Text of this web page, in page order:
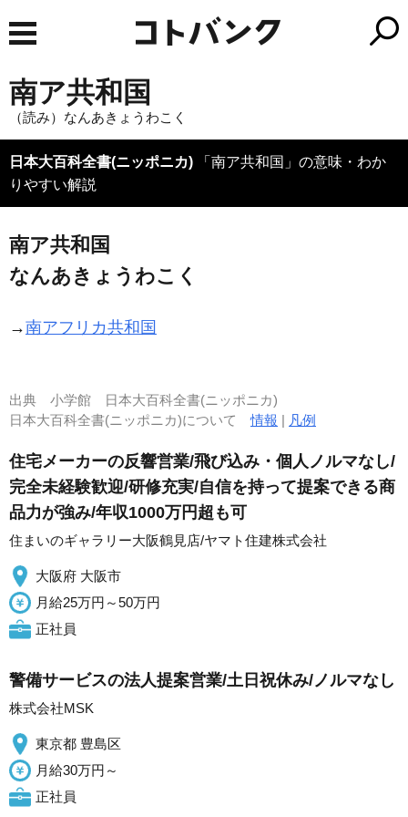
南ア共和国
（読み）なんあきょうわこく
日本大百科全書(ニッポニカ) 「南ア共和国」の意味・わか
りやすい解説
南ア共和国
なんあきょうわこく
→南アフリカ共和国
出典 小学館 日本大百科全書(ニッポニカ)
日本大百科全書(ニッポニカ)について情報 | 凡例
住宅メーカーの反響営業/飛び込み・個人ノルマなし/
完全未経験歓迎/研修充実/自信を持って提案できる商
品力が強み/年収1000万円超も可
住まいのギャラリー大阪鶴見店/ヤマト住建株式会社
大阪府 大阪市
月給25万円～50万円
正社員
警備サービスの法人提案営業/土日祝休み/ノルマなし
株式会社MSK
東京都 豊島区
月給30万円～
正社員